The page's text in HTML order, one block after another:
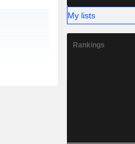
My lists
Rankings